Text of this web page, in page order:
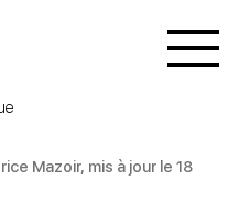
Mazoir, mis à jour le 18